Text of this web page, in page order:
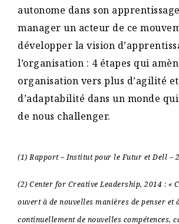
autonome dans son
manager un acteur de ce
développer la vision
l’organisation : 4 étapes qui
organisation vers plus d’agilité et
d’adaptabilité dans un monde
de nous challenger.
(1) Rapport – Institut pour le Futur et Dell –
(2) Center for Creative Leadership, 2014 : «
ouvert à de nouvelles manières de penser et
continuellement de nouvelles compétences,